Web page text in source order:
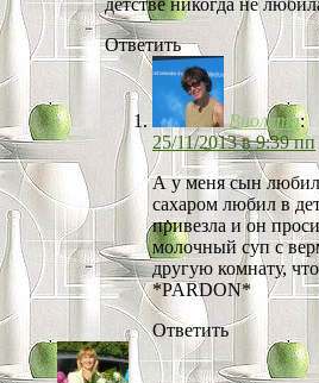
детстве никогда не
Ответить
Виолета:
25/11/2013 в 9:39 пп
А у меня сын
сахаром любил в
привезла и он
молочный суп с
другую комнату,
*PARDON*
Ответить